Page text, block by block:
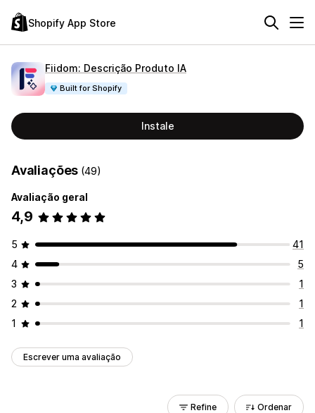
Shopify App Store
Fiidom: Descrição Produto IA
Built for Shopify
Instale
Avaliações (49)
Avaliação geral
4,9
5
41
4
5
3
1
2
1
1
1
Escrever uma avaliação
Refine Ordenar